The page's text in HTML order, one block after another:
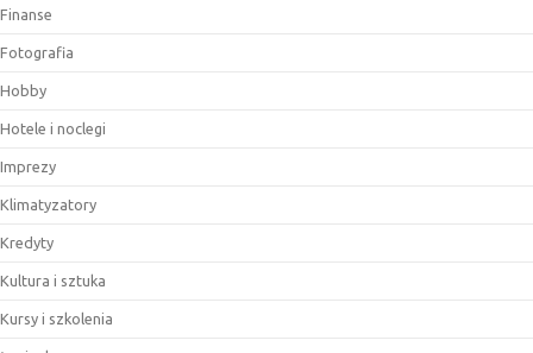
Finanse
Fotografia
Hobby
Hotele i noclegi
Imprezy
Klimatyzatory
Kredyty
Kultura i sztuka
Kursy i szkolenia